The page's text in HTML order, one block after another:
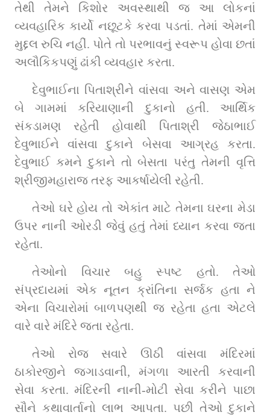
તેથી તેમને કિશોર અવસ્થાથી જ આ લોકનાં
વ્યવહારિક કાર્યો નછૂટકે કરવા પડતાં. તેમાં એમની
મુદ્દલ રુચિ નહીં. પોતે તો પરભાવનું સ્વરૂપ હોવા છતાં
અલૌકિકપણું ઢાંકી વ્યવહાર કરતા.
દેવુભાઈના પિતાશ્રીને વાંસવા અને વાસણ એમ
બે ગામમાં કરિયાણાની દુકાનો હતી. આર્થિક
સંકડામણ રહેતી હોવાથી પિતાશ્રી જેઠાભાઈ
દેવુભાઈને વાંસવા દુકાને બેસવા આગ્રહ કરતા.
દેવુભાઈ કમને દુકાને તો બેસતા પરંતુ તેમની વૃત્તિ
શ્રીજીમહારાજ તરફ આકર્ષાયેલી રહેતી.
તેઓ ઘરે હોય તો એકાંત માટે તેમના ઘરના મેડા
ઉપર નાની ઓરડી જેવું હતું તેમાં ધ્યાન કરવા જતા
રહેતા.
તેઓનો વિચાર બહુ સ્પષ્ટ હતો. તેઓ
સંપ્રદાયમાં એક નૂતન ક્રાંતિના સર્જક હતા ને
એના વિચારોમાં બાળપણથી જ રહેતા હતા એટલે
વારે વારે મંદિરે જતા રહેતા.
તેઓ રોજ સવારે ઊઠી વાંસવા મંદિરમાં
ઠાકોરજીને જગાડવાની, મંગળા આરતી કરવાની
સેવા કરતા. મંદિરની નાની-મોટી સેવા કરીને પાછા
સૌને કથાવાર્તાનો લાભ આપતા. પછી તેઓ દુકાને